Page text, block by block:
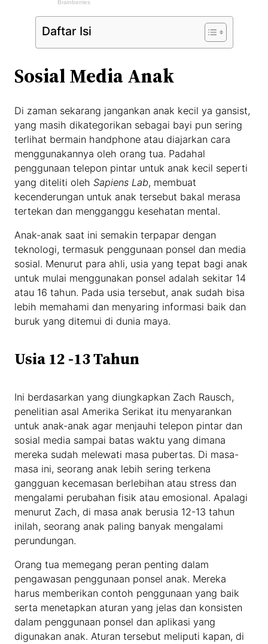
Daftar Isi
Sosial Media Anak
Di zaman sekarang jangankan anak kecil ya gansist,
yang masih dikategorikan sebagai bayi pun sering
terlihat bermain handphone atau diajarkan cara
menggunakannya oleh orang tua. Padahal
penggunaan telepon pintar untuk anak kecil seperti
yang diteliti olehSapiens Lab, membuat
kecenderungan untuk anak tersebut bakal merasa
tertekan dan mengganggu kesehatan mental.
Anak-anak saat ini semakin terpapar dengan
teknologi, termasuk penggunaan ponsel dan media
sosial. Menurut para ahli, usia yang tepat bagi anak
untuk mulai menggunakan ponsel adalah sekitar 14
atau 16 tahun. Pada usia tersebut, anak sudah bisa
lebih memahami dan menyaring informasi baik dan
buruk yang ditemui di dunia maya.
Usia 12 -13 Tahun
Ini berdasarkan yang diungkapkan Zach Rausch,
penelitian asal Amerika Serikat itu menyarankan
untuk anak-anak agar menjauhi telepon pintar dan
sosial media sampai batas waktu yang dimana
mereka sudah melewati masa pubertas. Di masa-
masa ini, seorang anak lebih sering terkena
gangguan kecemasan berlebihan atau stress dan
mengalami perubahan fisik atau emosional. Apalagi
menurut Zach, di masa anak berusia 12-13 tahun
inilah, seorang anak paling banyak mengalami
perundungan.
Orang tua memegang peran penting dalam
pengawasan penggunaan ponsel anak. Mereka
harus memberikan contoh penggunaan yang baik
serta menetapkan aturan yang jelas dan konsisten
dalam penggunaan ponsel dan aplikasi yang
digunakan anak. Aturan tersebut meliputi kapan, di